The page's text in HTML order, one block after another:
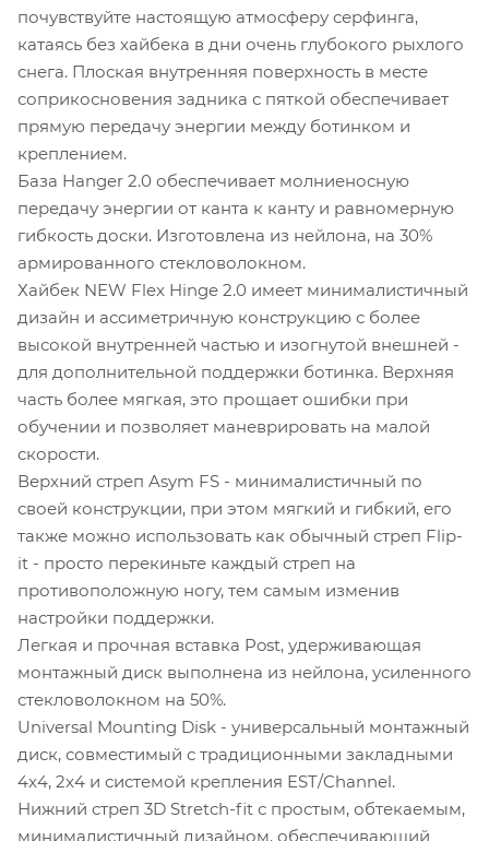
почувствуйте настоящую атмосферу серфинга,
катаясь без хайбека в дни очень глубокого рыхлого
снега. Плоская внутренняя поверхность в месте
соприкосновения задника с пяткой обеспечивает
прямую передачу энергии между ботинком и
креплением.
База Hanger 2.0 обеспечивает молниеносную
передачу энергии от канта к канту и равномерную
гибкость доски. Изготовлена из нейлона, на 30%
армированного стекловолокном.
Хайбек NEW Flex Hinge 2.0 имеет минималистичный
дизайн и ассиметричную конструкцию с более
высокой внутренней частью и изогнутой внешней -
для дополнительной поддержки ботинка. Верхняя
часть более мягкая, это прощает ошибки при
обучении и позволяет маневрировать на малой
скорости.
Верхний стреп Asym FS - минималистичный по
своей конструкции, при этом мягкий и гибкий, его
также можно использовать как обычный стреп Flip-
it - просто перекиньте каждый стреп на
противоположную ногу, тем самым изменив
настройки поддержки.
Легкая и прочная вставка Post, удерживающая
монтажный диск выполнена из нейлона, усиленного
стекловолокном на 50%.
Universal Mounting Disk - универсальный монтажный
диск, совместимый с традиционными закладными
4x4, 2x4 и системой крепления EST/Channel.
Нижний стреп 3D Stretch-fit с простым, обтекаемым,
минималистичный дизайном, обеспечивающий